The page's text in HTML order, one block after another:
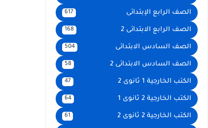
الصف الرابع الإبتدائى 617
الصف الرابع الابتدائى 2 168
الصف السادس الابتدائى 504
الصف السادس الابتدائى 2 58
الكتب الخارجية 1 ثانوى 2 47
الكتب الخارجية 2 ثانوى 1 64
الكتب الخارجية 2 ثانوى 2 61